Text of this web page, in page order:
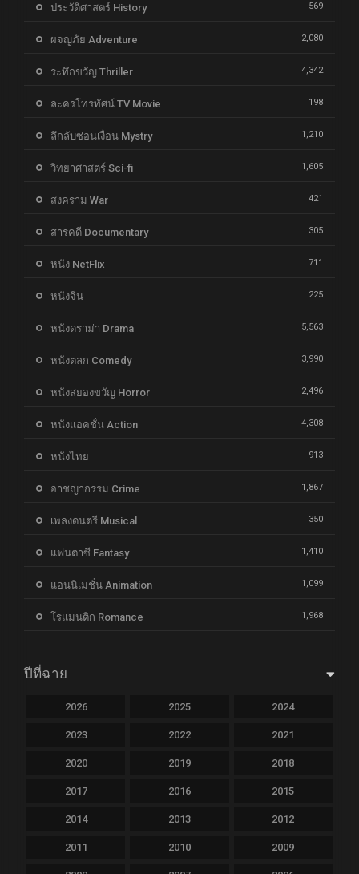
ประวัติศาสตร์ History 569
ผจญภัย Adventure 2,080
ระทึกขวัญ Thriller 4,342
ละครโทรทัศน์ TV Movie 198
ลึกลับซ่อนเงื่อน Mystry 1,210
วิทยาศาสตร์ Sci-fi 1,605
สงคราม War 421
สารคดี Documentary 305
หนัง NetFlix 711
หนังจีน 225
หนังดราม่า Drama 5,563
หนังตลก Comedy 3,990
หนังสยองขวัญ Horror 2,496
หนังแอคชั่น Action 4,308
หนังไทย 913
อาชญากรรม Crime 1,867
เพลงดนตรี Musical 350
แฟนตาซี Fantasy 1,410
แอนนิเมชั่น Animation 1,099
โรแมนติก Romance 1,968
ปีที่ฉาย
2026 2025 2024
2023 2022 2021
2020 2019 2018
2017 2016 2015
2014 2013 2012
2011 2010 2009